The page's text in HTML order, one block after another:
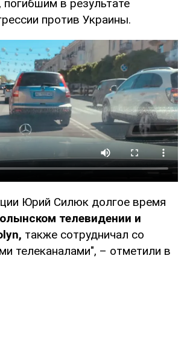
, погибшим в результате
против Украины.
Юрий Силюк долгое время
телевидении и
также сотрудничал со
телеканалами", – отметили в